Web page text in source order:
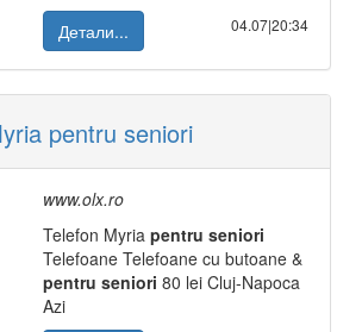
Детали...
04.07|20:34
pentru seniori
www.olx.ro
Telefon Myria pentru seniori
Telefoane Telefoane cu butoane &
pentru seniori 80 lei Cluj-Napoca
Azi